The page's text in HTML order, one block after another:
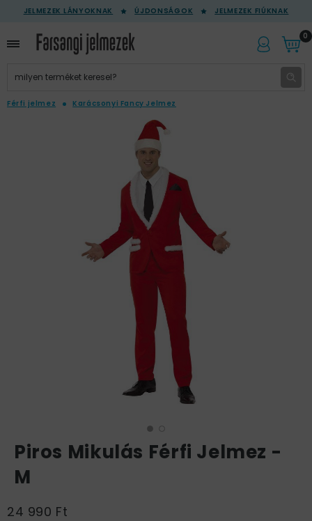
JELMEZEK LÁNYOKNAK ÚJDONSÁGOK JELMEZEK FIÚKNAK
0
Férfi jelmez Karácsonyi Fancy Jelmez
Piros Mikulás Férfi Jelmez -
M
24 990 Ft